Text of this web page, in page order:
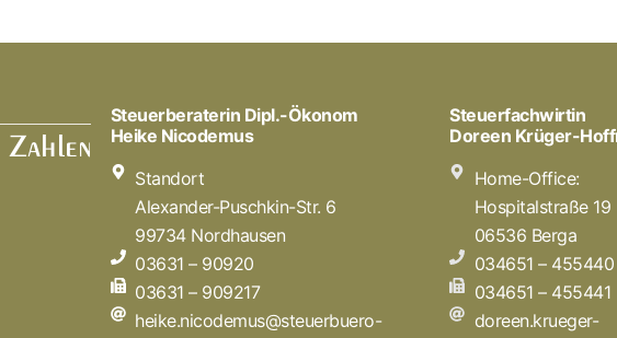
Steuerberaterin Dipl.-Ökonom
Heike Nicodemus
Standort
Alexander-Puschkin-Str. 6
99734 Nordhausen
03631 – 90920
03631 – 909217
heike.nicodemus@steuerbuero-
Steuerfachwirtin
Doreen Krüger-
Home-Office:
Hospitalstraße 19
06536 Berga
034651 – 455440
034651 – 455441
doreen.krueger-